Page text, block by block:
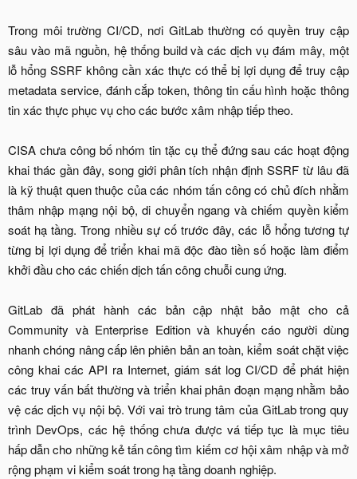
Trong môi trường CI/CD, nơi GitLab thường có quyền truy cập
sâu vào mã nguồn, hệ thống build và các dịch vụ đám mây, một
lỗ hổng SSRF không cần xác thực có thể bị lợi dụng để truy cập
metadata service, đánh cắp token, thông tin cấu hình hoặc thông
tin xác thực phục vụ cho các bước xâm nhập tiếp theo.
CISA chưa công bố nhóm tin tặc cụ thể đứng sau các hoạt động
khai thác gần đây, song giới phân tích nhận định SSRF từ lâu đã
là kỹ thuật quen thuộc của các nhóm tấn công có chủ đích nhằm
thâm nhập mạng nội bộ, di chuyển ngang và chiếm quyền kiểm
soát hạ tầng. Trong nhiều sự cố trước đây, các lỗ hổng tương tự
từng bị lợi dụng để triển khai mã độc đào tiền số hoặc làm điểm
khởi đầu cho các chiến dịch tấn công chuỗi cung ứng.
GitLab đã phát hành các bản cập nhật bảo mật cho cả
Community và Enterprise Edition và khuyến cáo người dùng
nhanh chóng nâng cấp lên phiên bản an toàn, kiểm soát chặt việc
công khai các API ra Internet, giám sát log CI/CD để phát hiện
các truy vấn bất thường và triển khai phân đoạn mạng nhằm bảo
vệ các dịch vụ nội bộ. Với vai trò trung tâm của GitLab trong quy
trình DevOps, các hệ thống chưa được vá tiếp tục là mục tiêu
hấp dẫn cho những kẻ tấn công tìm kiếm cơ hội xâm nhập và mở
rộng phạm vi kiểm soát trong hạ tầng doanh nghiệp.